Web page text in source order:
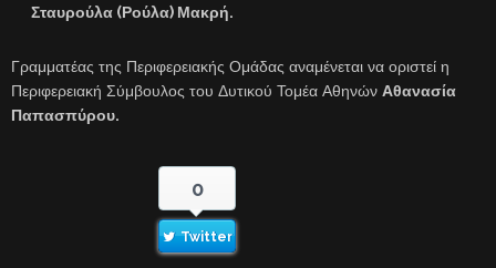
Σταυρούλα (Ρούλα) Μακρή.
Γραμματέας της Περιφερειακής Ομάδας αναμένεται να οριστεί η
Περιφερειακή Σύμβουλος του Δυτικού Τομέα Αθηνών Αθανασία
Παπασπύρου.
0
Twitter